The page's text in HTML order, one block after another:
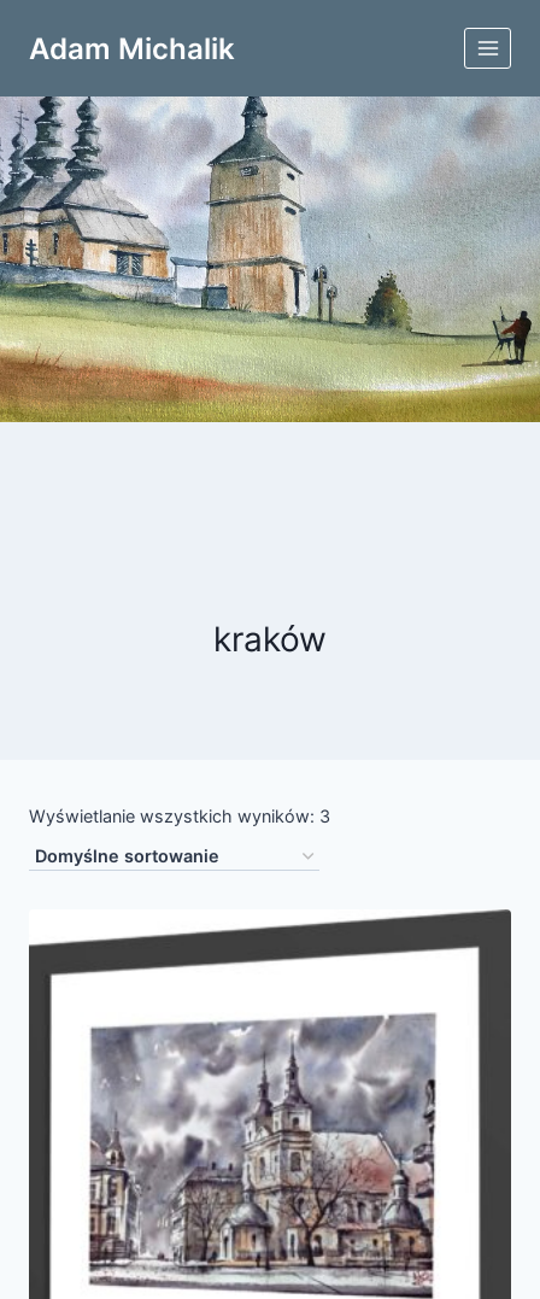
treściAdam Michalik
kraków
Wyświetlanie wszystkich wyników: 3